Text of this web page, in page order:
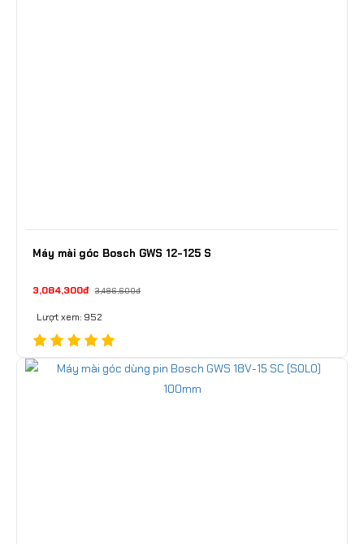
Máy mài góc Bosch GWS 12-125 S
3,084,300đ 3,486,600đ
Lượt xem: 952